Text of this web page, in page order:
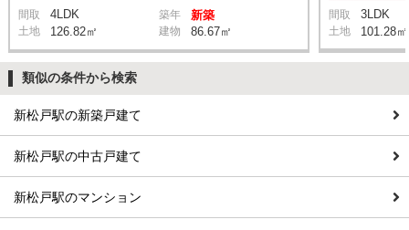
間取 4LDK 築年 新築
土地 126.82㎡ 建物 86.67㎡
間取 3LDK
土地 101.28㎡
類似の条件から検索
新松戸駅の新築戸建て
新松戸駅の中古戸建て
新松戸駅のマンション